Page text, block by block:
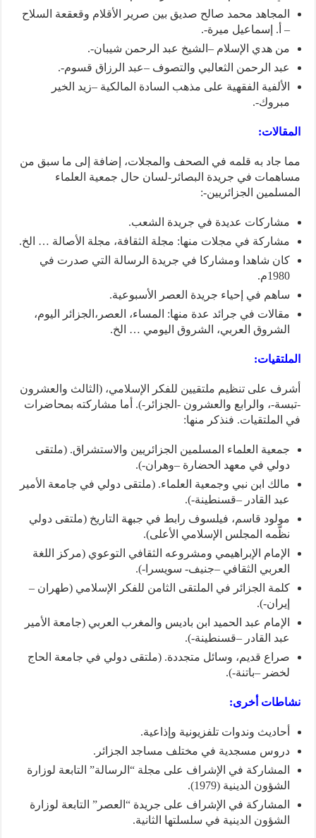
المجاهد محمد صالح صديق بين صرير الأقلام وقعقعة السلاح
– أ. إسماعيل ميرة-.
من هدي الإسلام –الشيخ عبد الرحمن شيبان-.
عبد الرحمن الثعالبي والتصوف –عبد الرزاق قسوم-.
الألفية الفقهية على مذهب السادة المالكية –زيد الخير
مبروك-.
المقالات:
مما جاد به قلمه في الصحف والمجلات، إضافة إلى ما سبق من
مساهمات في جريدة البصائر-لسان حال جمعية العلماء
المسلمين الجزائريين-:
مشاركات عديدة في جريدة الشعب.
مشاركة في مجلات منها: مجلة الثقافة، مجلة الأصالة … الخ.
كان شاهدا ومشاركا في جريدة الرسالة التي صدرت في
1980م.
ساهم في إحياء جريدة العصر الأسبوعية.
مقالات في جرائد عدة منها: المساء، العصر،الجزائر اليوم،
الشروق العربي، الشروق اليومي … الخ.
الملتقيات:
أشرف على تنظيم ملتقيين للفكر الإسلامي، (الثالث والعشرون
-تبسة-، والرابع والعشرون -الجزائر-). أما مشاركته بمحاضرات
في الملتقيات. فنذكر منها:
جمعية العلماء المسلمين الجزائريين والاستشراق. (ملتقى
دولي في معهد الحضارة –وهران-).
مالك ابن نبي وجمعية العلماء. (ملتقى دولي في جامعة الأمير
عبد القادر –قسنطينة-).
مولود قاسم، فيلسوف رابط في جبهة التاريخ (ملتقى دولي
نظّمه المجلس الإسلامي الأعلى).
الإمام الإبراهيمي ومشروعه الثقافي التوعوي (مركز اللغة
العربي الثقافي –جنيف- سويسرا-).
كلمة الجزائر في الملتقى الثامن للفكر الإسلامي (طهران –
إيران-).
الإمام عبد الحميد ابن باديس والمغرب العربي (جامعة الأمير
عبد القادر –قسنطينة-).
صراع قديم، وسائل متجددة. (ملتقى دولي في جامعة الحاج
لخضر –باتنة-).
نشاطات أخرى:
أحاديث وندوات تلفزيونية وإذاعية.
دروس مسجدية في مختلف مساجد الجزائر.
المشاركة في الإشراف على مجلة “الرسالة” التابعة لوزارة
الشؤون الدينية (1979).
المشاركة في الإشراف على جريدة “العصر” التابعة لوزارة
الشؤون الدينية في سلسلتها الثانية.